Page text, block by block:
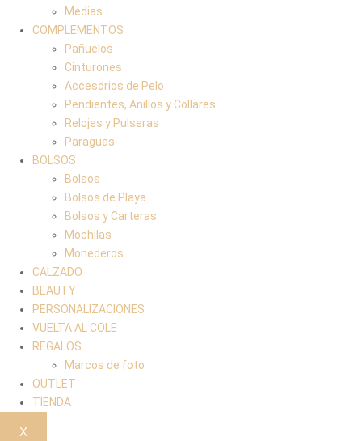
Medias
COMPLEMENTOS
Pañuelos
Cinturones
Accesorios de Pelo
Pendientes, Anillos y Collares
Relojes y Pulseras
Paraguas
BOLSOS
Bolsos
Bolsos de Playa
Bolsos y Carteras
Mochilas
Monederos
CALZADO
BEAUTY
PERSONALIZACIONES
VUELTA AL COLE
REGALOS
Marcos de foto
OUTLET
TIENDA
X